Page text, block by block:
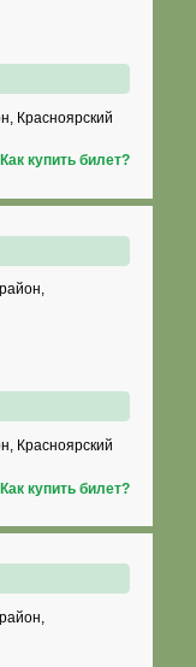
Красноярский
Как купить билет?
Красноярский
Как купить билет?